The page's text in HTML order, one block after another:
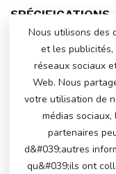
SPÉCIFICATIONS
AVEZ-
via
serons
Nous utilisons des
et les
réseaux sociaux
Web. Nous
votre utilisation de
médias
partenaires
d&#039;autres
qu&#039;ils ont